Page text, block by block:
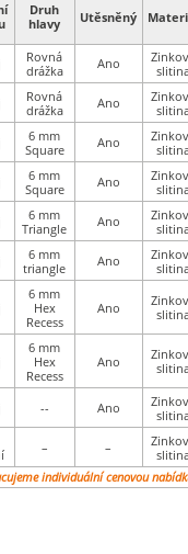
Druh
hlavy
Utěsněný
Rovná
drážka
Ano
Rovná
drážka
Ano
6 mm
Square
Ano
6 mm
Square
Ano
6 mm
Triangle
Ano
6 mm
triangle
Ano
6 mm
Hex
Recess
Ano
6 mm
Hex
Recess
Ano
-- Ano
– –
individuální cenovou